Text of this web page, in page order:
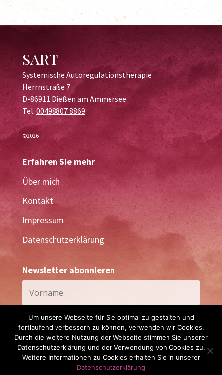
SART
Systemische Autoregulationstherapie
Herrnstraße 7
D-86911 Dießen am Ammersee
Tel.00498807 8869
©2026
Erfahren Sie mehr
Über mich
Kontakt
Impressum
Datenschutzerklärung
Newsletter abonnieren
Abonnieren
Um unsere Webseite für Sie optimal zu gestalten und
fortlaufend verbessern zu können, verwenden wir Cookies.
Durch die weitere Nutzung der Webseite stimmen Sie unserer
Datenschutzerklärung und der Verwendung von Cookies zu.
Weitere Informationen zu Cookies erhalten Sie in unserer
Datenschutzerklärung